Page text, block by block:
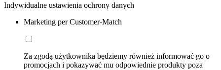
Indywidualne ustawienia ochrony danych
Marketing per Customer-Match
Za zgodą użytkownika będziemy również informować go o
promocjach i pokazywać mu odpowiednie produkty poza